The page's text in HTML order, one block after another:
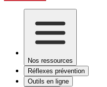
Nos ressources
Réflexes prévention
Outils en ligne